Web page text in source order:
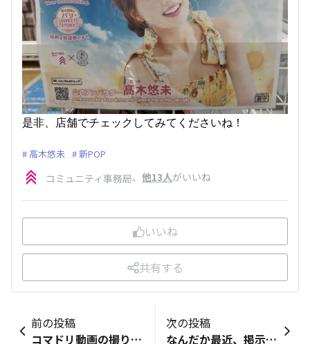
是非、店舗でチェックしてみてくださいね！
高木悠未 新POP
コミュニティ事務局、 他13人がいいね
いいね
共有する
前の投稿
コマドリ動画の撮り方教えてほしいです(ﾉД`)ｼｸｼｸ誰でもいいので願いします・・・コメントで教えてください・・・・・・・・・・・・・・・・・・・・・・・・・・・・・・・・・・・・
次の投稿
なんだか最近、掲示板が使いづらくなったと感じるのは僕だけでしょうか💦今までコメントが横に一つ一つ付いてたのが、縦長になって読みづらくなったと言うか‥それとも自分が、なんかボタンに当たって変な設定になっているのかなぁ😰